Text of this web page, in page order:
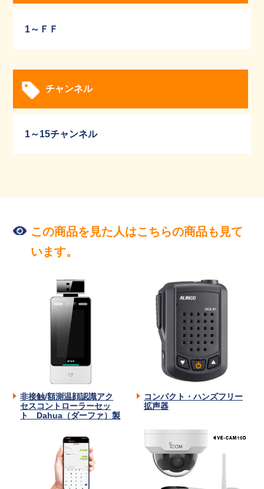
1～ＦＦ
チャンネル
1～15チャンネル
この商品を見た人はこちらの商品も見て
います。
非接触/額測温顔認識アク
セスコントローラーセッ
ト Dahua（ダーファ）製
コンパクト・ハンズフリー
拡声器